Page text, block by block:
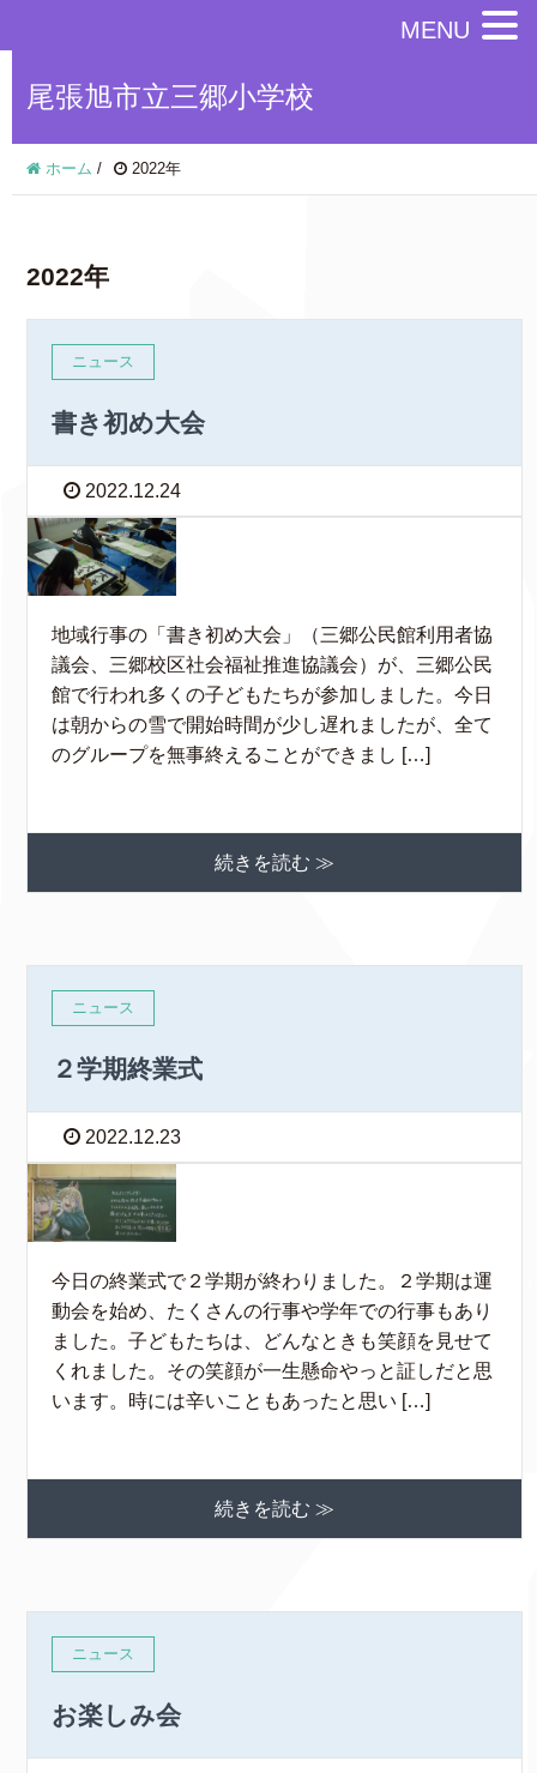
尾張旭市立三郷小学校
ホーム / 2022年
2022年
ニュース
書き初め大会
2022.12.24
地域行事の「書き初め大会」（三郷公民館利用者協
議会、三郷校区社会福祉推進協議会）が、三郷公民
館で行われ多くの子どもたちが参加しました。今日
は朝からの雪で開始時間が少し遅れましたが、全て
のグループを無事終えることができまし […]
続きを読む ≫
ニュース
２学期終業式
2022.12.23
今日の終業式で２学期が終わりました。２学期は運
動会を始め、たくさんの行事や学年での行事もあり
ました。子どもたちは、どんなときも笑顔を見せて
くれました。その笑顔が一生懸命やっと証しだと思
います。時には辛いこともあったと思い […]
続きを読む ≫
ニュース
お楽しみ会
MENU